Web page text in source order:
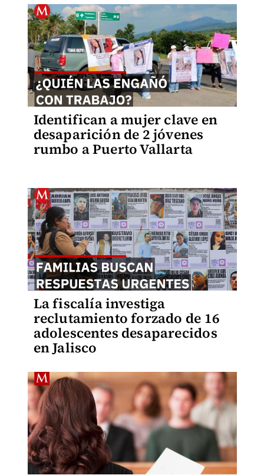
Identifican a mujer clave en
desaparición de 2 jóvenes
rumbo a Puerto Vallarta
La fiscalía investiga
reclutamiento forzado de 16
adolescentes desaparecidos
en Jalisco